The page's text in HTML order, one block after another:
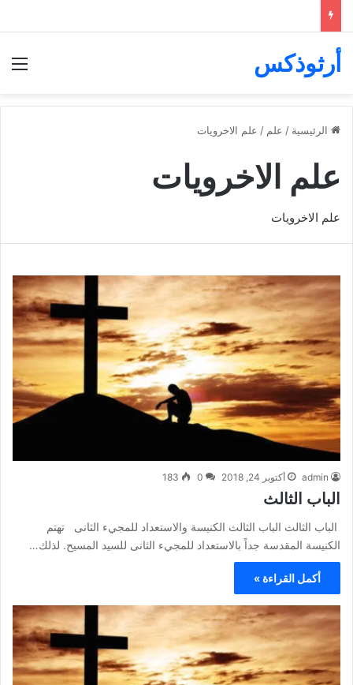
أرثوذكس
الرئيسية / علم / علم الاخرويات
علم الاخرويات
علم الاخرويات
admin أكتوبر 24, 2018 0
183
الباب الثالث
الباب الثالث الباب الثالث الكنيسة والاستعداد للمجيء الثانى تهتم
الكنيسة المقدسة جداً بالاستعداد للمجيء الثانى للسيد المسيح. لذلك…
أكمل القراءة »